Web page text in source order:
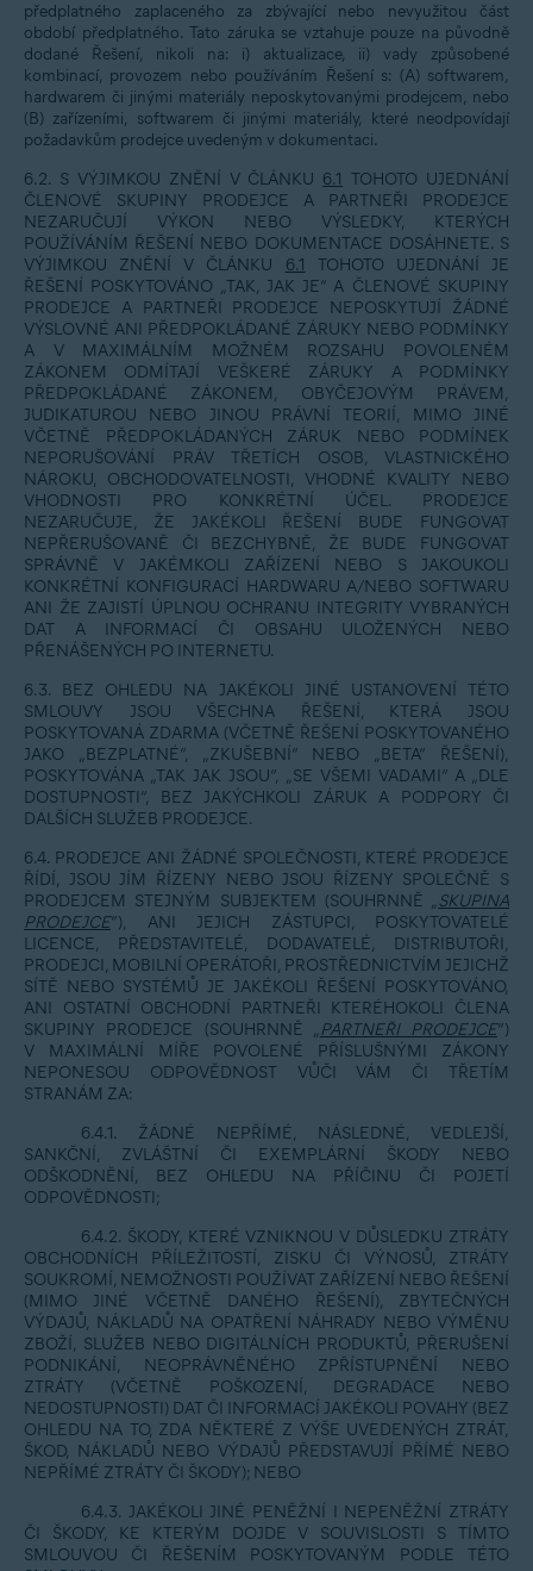
předplatného zaplaceného za zbývající nebo nevyužitou část
období předplatného. Tato záruka se vztahuje pouze na původně
dodané Řešení, nikoli na: i) aktualizace, ii) vady způsobené
kombinací, provozem nebo používáním Řešení s: (A) softwarem,
hardwarem či jinými materiály neposkytovanými prodejcem, nebo
(B) zařízeními, softwarem či jinými materiály, které neodpovídají
požadavkům prodejce uvedeným v dokumentaci.
6.2. S VÝJIMKOU ZNĚNÍ V ČLÁNKU 6.1 TOHOTO UJEDNÁNÍ
ČLENOVÉ SKUPINY PRODEJCE A PARTNEŘI PRODEJCE
NEZARUČUJÍ VÝKON NEBO VÝSLEDKY, KTERÝCH
POUŽÍVÁNÍM ŘEŠENÍ NEBO DOKUMENTACE DOSÁHNETE. S
VÝJIMKOU ZNĚNÍ V ČLÁNKU 6.1 TOHOTO UJEDNÁNÍ JE
ŘEŠENÍ POSKYTOVÁNO „TAK, JAK JE“ A ČLENOVÉ SKUPINY
PRODEJCE A PARTNEŘI PRODEJCE NEPOSKYTUJÍ ŽÁDNÉ
VÝSLOVNÉ ANI PŘEDPOKLÁDANÉ ZÁRUKY NEBO PODMÍNKY
A V MAXIMÁLNÍM MOŽNÉM ROZSAHU POVOLENÉM
ZÁKONEM ODMÍTAJÍ VEŠKERÉ ZÁRUKY A PODMÍNKY
PŘEDPOKLÁDANÉ ZÁKONEM, OBYČEJOVÝM PRÁVEM,
JUDIKATUROU NEBO JINOU PRÁVNÍ TEORIÍ, MIMO JINÉ
VČETNĚ PŘEDPOKLÁDANÝCH ZÁRUK NEBO PODMÍNEK
NEPORUŠOVÁNÍ PRÁV TŘETÍCH OSOB, VLASTNICKÉHO
NÁROKU, OBCHODOVATELNOSTI, VHODNÉ KVALITY NEBO
VHODNOSTI PRO KONKRÉTNÍ ÚČEL. PRODEJCE
NEZARUČUJE, ŽE JAKÉKOLI ŘEŠENÍ BUDE FUNGOVAT
NEPŘERUŠOVANĚ ČI BEZCHYBNĚ, ŽE BUDE FUNGOVAT
SPRÁVNĚ V JAKÉMKOLI ZAŘÍZENÍ NEBO S JAKOUKOLI
KONKRÉTNÍ KONFIGURACÍ HARDWARU A/NEBO SOFTWARU
ANI ŽE ZAJISTÍ ÚPLNOU OCHRANU INTEGRITY VYBRANÝCH
DAT A INFORMACÍ ČI OBSAHU ULOŽENÝCH NEBO
PŘENÁŠENÝCH PO INTERNETU.
6.3. BEZ OHLEDU NA JAKÉKOLI JINÉ USTANOVENÍ TÉTO
SMLOUVY JSOU VŠECHNA ŘEŠENÍ, KTERÁ JSOU
POSKYTOVANÁ ZDARMA (VČETNĚ ŘEŠENÍ POSKYTOVANÉHO
JAKO „BEZPLATNÉ“, „ZKUŠEBNÍ“ NEBO „BETA“ ŘEŠENÍ),
POSKYTOVÁNA „TAK JAK JSOU“, „SE VŠEMI VADAMI“ A „DLE
DOSTUPNOSTI“, BEZ JAKÝCHKOLI ZÁRUK A PODPORY ČI
DALŠÍCH SLUŽEB PRODEJCE.
6.4. PRODEJCE ANI ŽÁDNÉ SPOLEČNOSTI, KTERÉ PRODEJCE
ŘÍDÍ, JSOU JÍM ŘÍZENY NEBO JSOU ŘÍZENY SPOLEČNĚ S
PRODEJCEM STEJNÝM SUBJEKTEM (SOUHRNNĚ „SKUPINA
PRODEJCE“), ANI JEJICH ZÁSTUPCI, POSKYTOVATELÉ
LICENCE, PŘEDSTAVITELÉ, DODAVATELÉ, DISTRIBUTOŘI,
PRODEJCI, MOBILNÍ OPERÁTOŘI, PROSTŘEDNICTVÍM JEJICHŽ
SÍTĚ NEBO SYSTÉMŮ JE JAKÉKOLI ŘEŠENÍ POSKYTOVÁNO,
ANI OSTATNÍ OBCHODNÍ PARTNEŘI KTERÉHOKOLI ČLENA
SKUPINY PRODEJCE (SOUHRNNĚ „PARTNEŘI PRODEJCE“)
V MAXIMÁLNÍ MÍŘE POVOLENÉ PŘÍSLUŠNÝMI ZÁKONY
NEPONESOU ODPOVĚDNOST VŮČI VÁM ČI TŘETÍM
STRANÁM ZA:
6.4.1. ŽÁDNÉ NEPŘÍMÉ, NÁSLEDNÉ, VEDLEJŠÍ,
SANKČNÍ, ZVLÁŠTNÍ ČI EXEMPLÁRNÍ ŠKODY NEBO
ODŠKODNĚNÍ, BEZ OHLEDU NA PŘÍČINU ČI POJETÍ
ODPOVĚDNOSTI;
6.4.2. ŠKODY, KTERÉ VZNIKNOU V DŮSLEDKU ZTRÁTY
OBCHODNÍCH PŘÍLEŽITOSTÍ, ZISKU ČI VÝNOSŮ, ZTRÁTY
SOUKROMÍ, NEMOŽNOSTI POUŽÍVAT ZAŘÍZENÍ NEBO ŘEŠENÍ
(MIMO JINÉ VČETNĚ DANÉHO ŘEŠENÍ), ZBYTEČNÝCH
VÝDAJŮ, NÁKLADŮ NA OPATŘENÍ NÁHRADY NEBO VÝMĚNU
ZBOŽÍ, SLUŽEB NEBO DIGITÁLNÍCH PRODUKTŮ, PŘERUŠENÍ
PODNIKÁNÍ, NEOPRÁVNĚNÉHO ZPŘÍSTUPNĚNÍ NEBO
ZTRÁTY (VČETNĚ POŠKOZENÍ, DEGRADACE NEBO
NEDOSTUPNOSTI) DAT ČI INFORMACÍ JAKÉKOLI POVAHY (BEZ
OHLEDU NA TO, ZDA NĚKTERÉ Z VÝŠE UVEDENÝCH ZTRÁT,
ŠKOD, NÁKLADŮ NEBO VÝDAJŮ PŘEDSTAVUJÍ PŘÍMÉ NEBO
NEPŘÍMÉ ZTRÁTY ČI ŠKODY); NEBO
6.4.3. JAKÉKOLI JINÉ PENĚŽNÍ I NEPENĚŽNÍ ZTRÁTY
ČI ŠKODY, KE KTERÝM DOJDE V SOUVISLOSTI S TÍMTO
SMLOUVOU ČI ŘEŠENÍM POSKYTOVANÝM PODLE TÉTO